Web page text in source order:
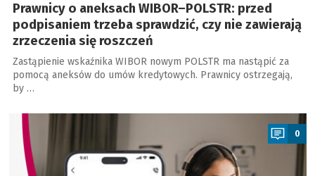
Prawnicy o aneksach WIBOR–POLSTR: przed
podpisaniem trzeba sprawdzić, czy nie zawierają
zrzeczenia się roszczeń
Zastąpienie wskaźnika WIBOR nowym POLSTR ma nastąpić za
pomocą aneksów do umów kredytowych. Prawnicy ostrzegają,
by …
0